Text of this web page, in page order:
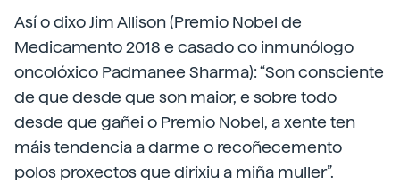
Así o dixo Jim Allison (Premio Nobel de
Medicamento 2018 e casado co inmunólogo
oncolóxico Padmanee Sharma): “Son consciente
de que desde que son maior, e sobre todo
desde que gañei o Premio Nobel, a xente ten
máis tendencia a darme o recoñecemento
polos proxectos que dirixiu a miña muller”.